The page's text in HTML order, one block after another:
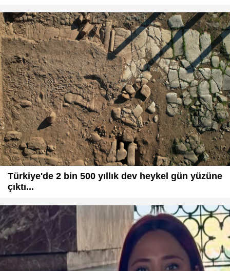
Türkiye'de 2 bin 500 yıllık dev heykel gün yüzüne
çıktı...